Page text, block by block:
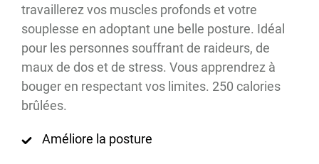
travaillerez vos muscles profonds et votre
souplesse en adoptant une belle posture. Idéal
pour les personnes souffrant de raideurs, de
maux de dos et de stress. Vous apprendrez à
bouger en respectant vos limites. 250 calories
brûlées.
Améliore la posture